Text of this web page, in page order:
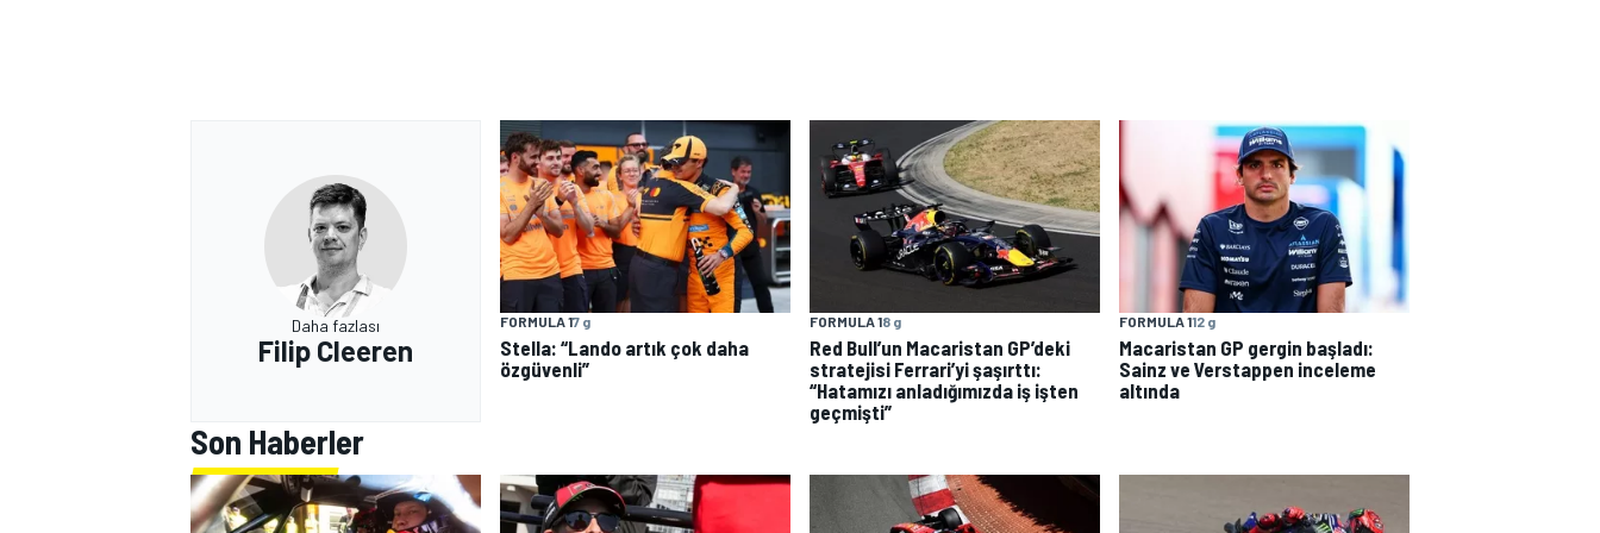
Daha fazlası
Filip Cleeren
FORMULA 17 g
Stella: “Lando artık çok daha
özgüvenli”
FORMULA 18 g
Red Bull’un Macaristan GP’deki
stratejisi Ferrari’yi şaşırttı:
“Hatamızı anladığımızda iş işten
geçmişti”
FORMULA 112 g
Macaristan GP gergin başladı:
Sainz ve Verstappen inceleme
altında
Son Haberler